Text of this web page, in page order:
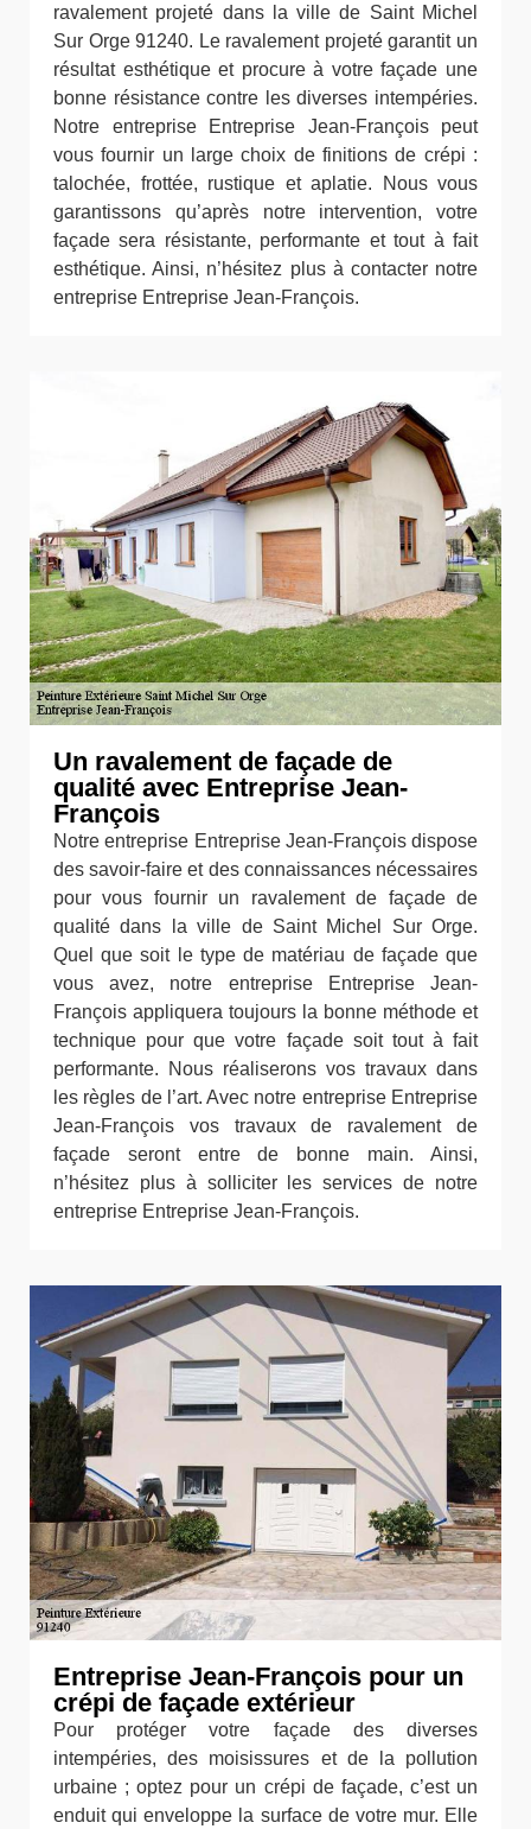
ravalement projeté dans la ville de Saint Michel
Sur Orge 91240. Le ravalement projeté garantit un
résultat esthétique et procure à votre façade une
bonne résistance contre les diverses intempéries.
Notre entreprise Entreprise Jean-François peut
vous fournir un large choix de finitions de crépi :
talochée, frottée, rustique et aplatie. Nous vous
garantissons qu’après notre intervention, votre
façade sera résistante, performante et tout à fait
esthétique. Ainsi, n’hésitez plus à contacter notre
entreprise Entreprise Jean-François.
Un ravalement de façade de
qualité avec Entreprise Jean-
François
Notre entreprise Entreprise Jean-François dispose
des savoir-faire et des connaissances nécessaires
pour vous fournir un ravalement de façade de
qualité dans la ville de Saint Michel Sur Orge.
Quel que soit le type de matériau de façade que
vous avez, notre entreprise Entreprise Jean-
François appliquera toujours la bonne méthode et
technique pour que votre façade soit tout à fait
performante. Nous réaliserons vos travaux dans
les règles de l’art. Avec notre entreprise Entreprise
Jean-François vos travaux de ravalement de
façade seront entre de bonne main. Ainsi,
n’hésitez plus à solliciter les services de notre
entreprise Entreprise Jean-François.
Entreprise Jean-François pour un
crépi de façade extérieur
Pour protéger votre façade des diverses
intempéries, des moisissures et de la pollution
urbaine ; optez pour un crépi de façade, c’est un
enduit qui enveloppe la surface de votre mur. Elle